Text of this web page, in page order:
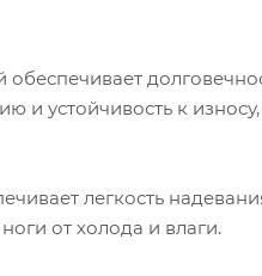
и устойчивость к
легкость
от холода и влаги.